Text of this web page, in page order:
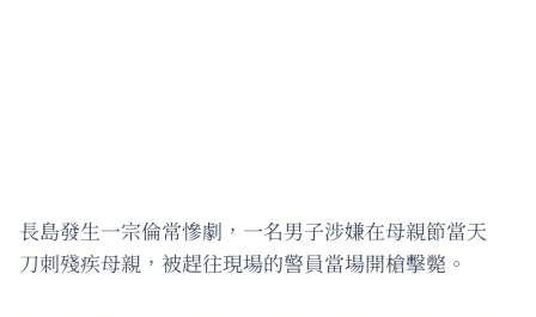
長島發生一宗倫常慘劇，一名男子涉嫌在母親節當天
刀刺殘疾母親，被趕往現場的警員當場開槍擊斃。